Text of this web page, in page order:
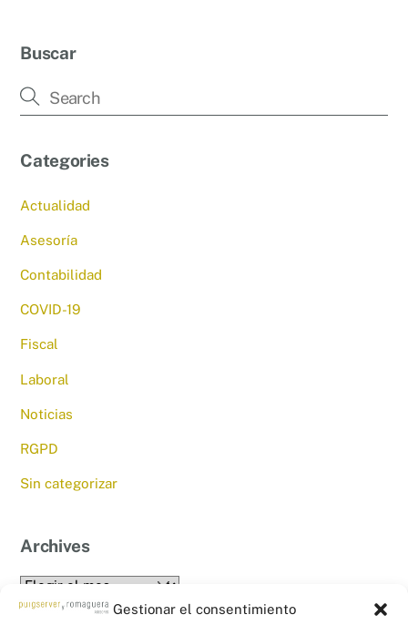
Gestionar el consentimiento
Buscar
Categories
Actualidad
Asesoría
Contabilidad
COVID-19
Fiscal
Laboral
Noticias
RGPD
Sin categorizar
Archives
Archives